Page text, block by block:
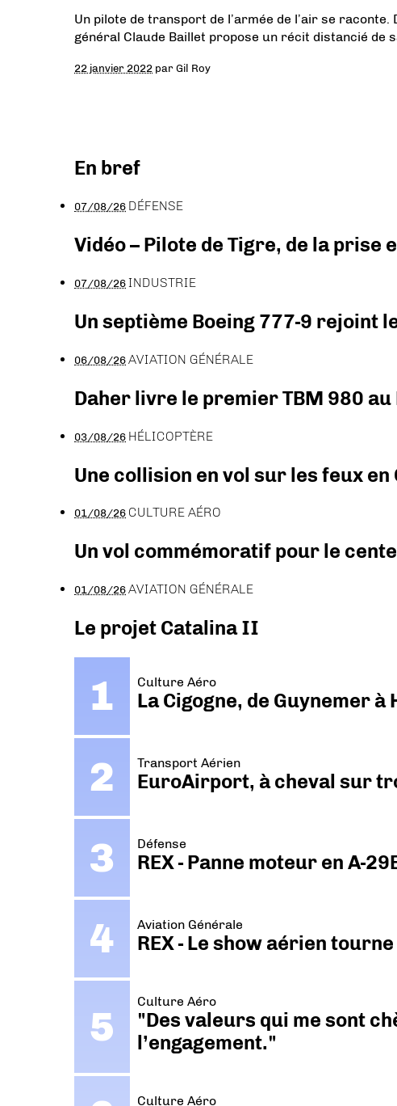
Un pilote de transport de l’armée de l’air se raconte.
général Claude Baillet propose un récit distancié de
22 janvier 2022 parGil Roy
En bref
07/08/26 DÉFENSE
Vidéo – Pilote de Tigre, de la prise
07/08/26INDUSTRIE
Un septième Boeing 777-9 rejoint
06/08/26AVIATION GÉNÉRALE
Daher livre le premier TBM 980
03/08/26 HÉLICOPTÈRE
Une collision en vol sur les feux
01/08/26 CULTURE AÉRO
Un vol commémoratif pour le
01/08/26AVIATION GÉNÉRALE
Le projet Catalina II
Culture Aéro
La Cigogne, de Guynemer à
Transport Aérien
EuroAirport, à cheval sur
Défense
REX - Panne moteur en A-
Aviation Générale
REX - Le show aérien
Culture Aéro
"Des valeurs qui me sont
l’engagement."
Culture Aéro